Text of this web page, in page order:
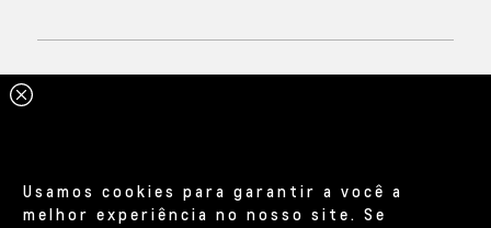
Usamos cookies para garantir a você a
melhor experiência no nosso site. Se